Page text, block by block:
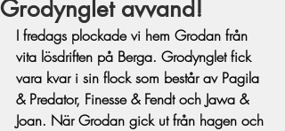
Grodynglet avvand!
I fredags plockade vi hem Grodan från
vita lösdriften på Berga. Grodynglet fick
vara kvar i sin flock som består av Pagila
& Predator, Finesse & Fendt och Jawa &
Joan. När Grodan gick ut från hagen och